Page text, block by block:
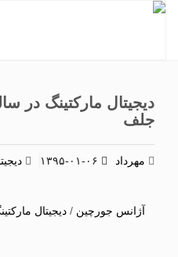
دیجیتال مارکتینگ در
جلف
مهرداد
آژانس جورچین/دیجیتال مارکتینگ